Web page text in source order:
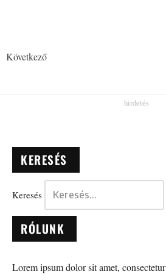
Következő
KERESÉS
Keresés
RÓLUNK
Lorem ipsum dolor sit amet, consectetur